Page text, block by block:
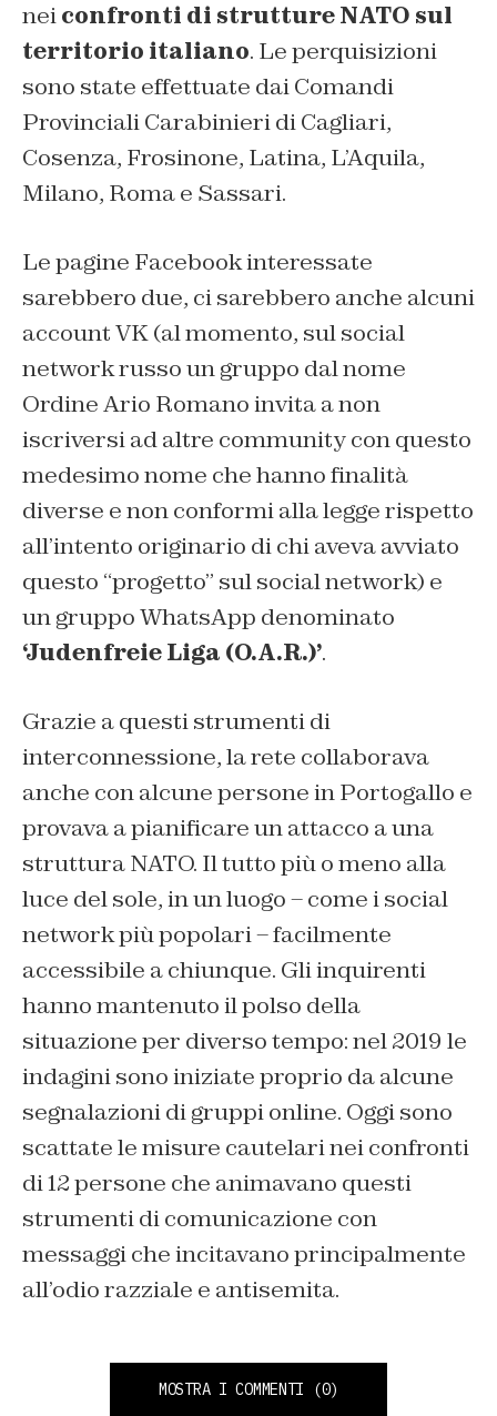
neiconfronti di strutture NATO sul
territorio italiano. Le perquisizioni
sono state effettuate dai Comandi
Provinciali Carabinieri di Cagliari,
Cosenza, Frosinone, Latina, L’Aquila,
Milano, Roma e Sassari.
Le pagine Facebook interessate
sarebbero due, ci sarebbero anche alcuni
account VK (al momento, sul social
network russo un gruppo dal nome
Ordine Ario Romano invita a non
iscriversi ad altre community con questo
medesimo nome che hanno finalità
diverse e non conformi alla legge rispetto
all’intento originario di chi aveva avviato
questo “progetto” sul social network) e
un gruppo WhatsApp denominato
‘Judenfreie Liga (O.A.R.)’.
Grazie a questi strumenti di
interconnessione, la rete collaborava
anche con alcune persone in Portogallo e
provava a pianificare un attacco a una
struttura NATO. Il tutto più o meno alla
luce del sole, in un luogo – come i social
network più popolari – facilmente
accessibile a chiunque. Gli inquirenti
hanno mantenuto il polso della
situazione per diverso tempo: nel 2019 le
indagini sono iniziate proprio da alcune
segnalazioni di gruppi online. Oggi sono
scattate le misure cautelari nei confronti
di 12 persone che animavano questi
strumenti di comunicazione con
messaggi che incitavano principalmente
all’odio razziale e antisemita.
MOSTRA I COMMENTI (0)